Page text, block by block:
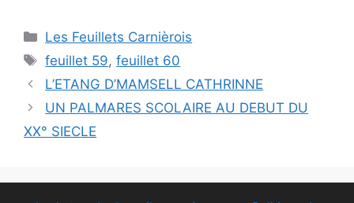
Catégories
Les Feuillets Carnièrois
Étiquettes
feuillet 59,feuillet 60
L’ETANG D’MAMSELL CATHRINNE
UN PALMARES SCOLAIRE AU DEBUT DU
XX° SIECLE